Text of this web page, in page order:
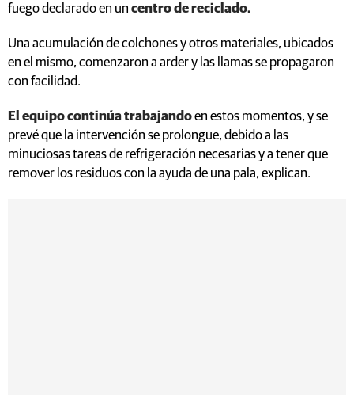
fuego declarado en un centro de reciclado.
Una acumulación de colchones y otros materiales, ubicados
en el mismo, comenzaron a arder y las llamas se propagaron
con facilidad.
El equipo continúa trabajandoen estos momentos, y se
prevé que la intervención se prolongue, debido a las
minuciosas tareas de refrigeración necesarias y a tener que
remover los residuos con la ayuda de una pala, explican.